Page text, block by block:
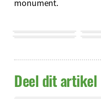
monument.
Deel dit artikel